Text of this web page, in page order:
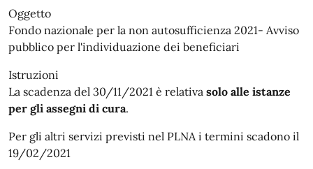
Oggetto
Fondo nazionale per la non autosufficienza 2021- Avviso
pubblico per l'individuazione dei beneficiari
Istruzioni
La scadenza del 30/11/2021 è relativa solo alle istanze
per gli assegni di cura.
Per gli altri servizi previsti nel PLNA i termini scadono il
19/02/2021